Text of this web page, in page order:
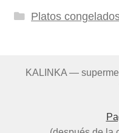
Platos
KALINKA —